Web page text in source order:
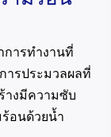
การทำงานที่
ารประมวลผลที่
างมีความซับ
อนด้วยน้ำ